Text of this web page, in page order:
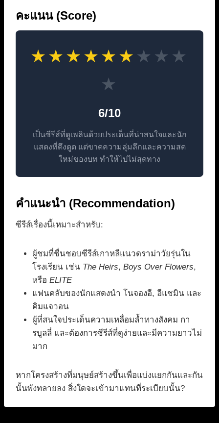
คะแนน (Score)
★★★★★★ ★ ★ ★
★
6/10
เป็นซีรีส์ที่ดูเพลินด้วยประเด็นที่น่าสนใจและนัก
แสดงที่ดึงดูด แต่ขาดความลุ่มลึกและความสด
ใหม่ของบท ทำให้ไปไม่สุดทาง
คำแนะนำ (Recommendation)
ซีรีส์เรื่องนี้เหมาะสำหรับ:
ผู้ชมที่ชื่นชอบซีรีส์เกาหลีแนวดราม่าวัยรุ่นใน
โรงเรียน เช่น The Heirs, Boys Over Flowers,
หรือ ELITE
แฟนคลับของนักแสดงนำ โนจองอี, อีแชมิน และ
คิมแจวอน
ผู้ที่สนใจประเด็นความเหลื่อมล้ำทางสังคม กา
รบูลลี่ และต้องการซีรีส์ที่ดูง่ายและมีความยาวไม่
มาก
หากโครงสร้างที่มนุษย์สร้างขึ้นเพื่อแบ่งแยกกันและกัน
นั้นพังทลายลง สิ่งใดจะเข้ามาแทนที่ระเบียบนั้น?